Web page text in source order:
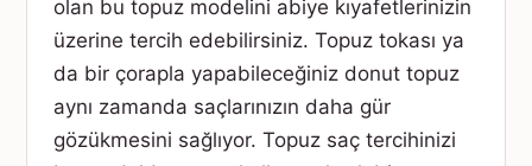
olan bu topuz modelini abiye kıyafetlerinizin
üzerine tercih edebilirsiniz. Topuz tokası ya
da bir çorapla yapabileceğiniz donut topuz
aynı zamanda saçlarınızın daha gür
gözükmesini sağlıyor. Topuz saç tercihinizi